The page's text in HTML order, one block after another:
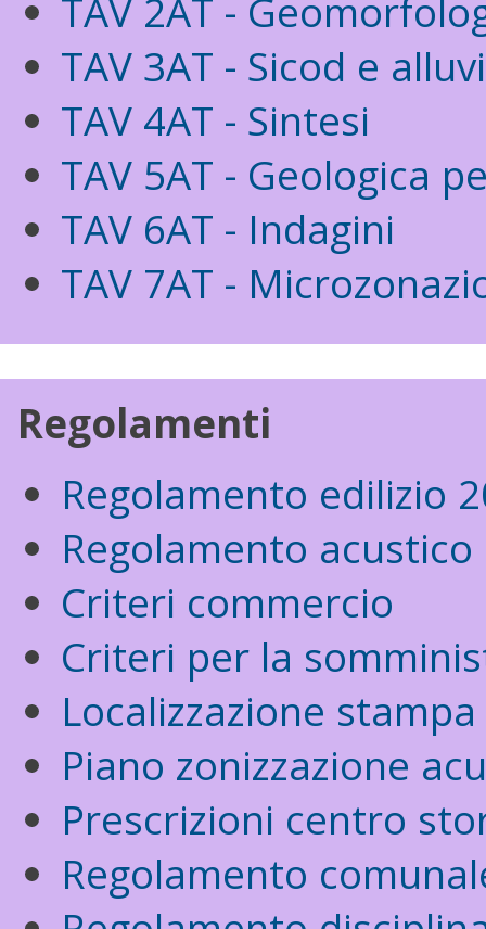
TAV 2AT -
TAV 3AT - Sicod e
TAV 4AT - Sintesi
TAV 5AT - Geologica
TAV 6AT - Indagini
TAV 7AT -
Regolamenti
Regolamento edilizio
Regolamento acustico
Criteri commercio
Criteri per la
Localizzazione stampa
Piano zonizzazione
Prescrizioni centro
Regolamento